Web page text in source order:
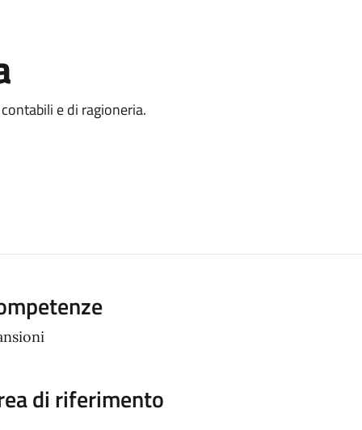
e di ragioneria.
di riferimento